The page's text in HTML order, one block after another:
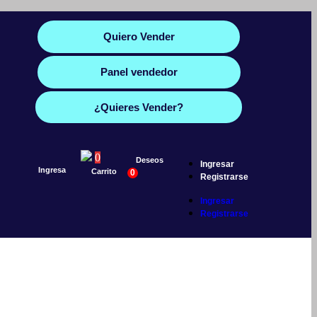
Quiero Vender
Panel vendedor
¿Quieres Vender?
Ingresa
0
Carrito
Deseos
0
Ingresar
Registrarse
Ingresar
Registrarse